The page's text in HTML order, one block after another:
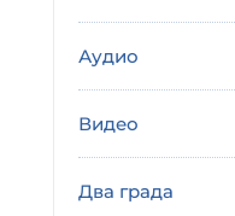
Аудио
Видео
Два града